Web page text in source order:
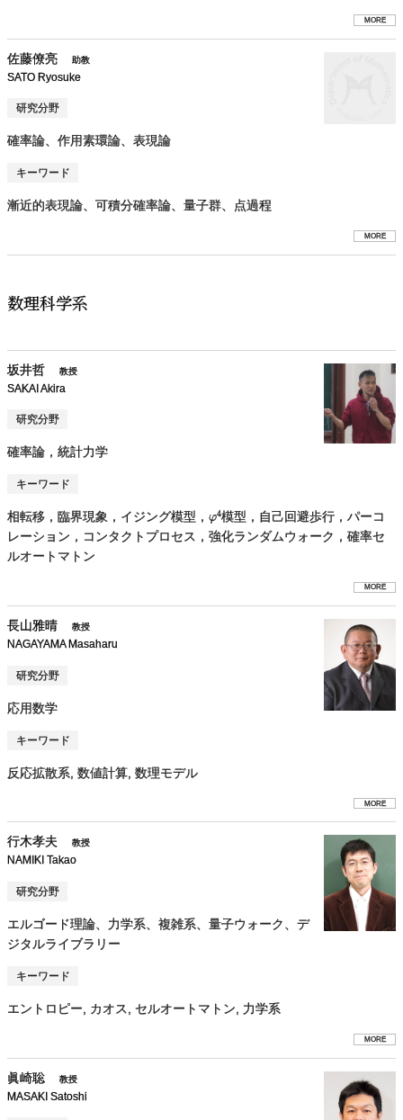
MORE
佐藤僚亮 助教
SATO Ryosuke
研究分野
確率論、作用素環論、表現論
キーワード
漸近的表現論、可積分確率論、量子群、点過程
MORE
数理科学系
坂井哲 教授
SAKAI Akira
研究分野
確率論，統計力学
キーワード
相転移，臨界現象，イジング模型，
模型，自己回避歩行，パーコ
レーション，コンタクトプロセス，強化ランダムウォーク，確率セ
ルオートマトン
MORE
長山雅晴 教授
NAGAYAMA Masaharu
研究分野
応用数学
キーワード
反応拡散系, 数値計算, 数理モデル
MORE
行木孝夫 教授
NAMIKI Takao
研究分野
エルゴード理論、力学系、複雑系、量子ウォーク、デ
ジタルライブラリー
キーワード
エントロピー, カオス, セルオートマトン, 力学系
MORE
眞崎聡 教授
MASAKI Satoshi